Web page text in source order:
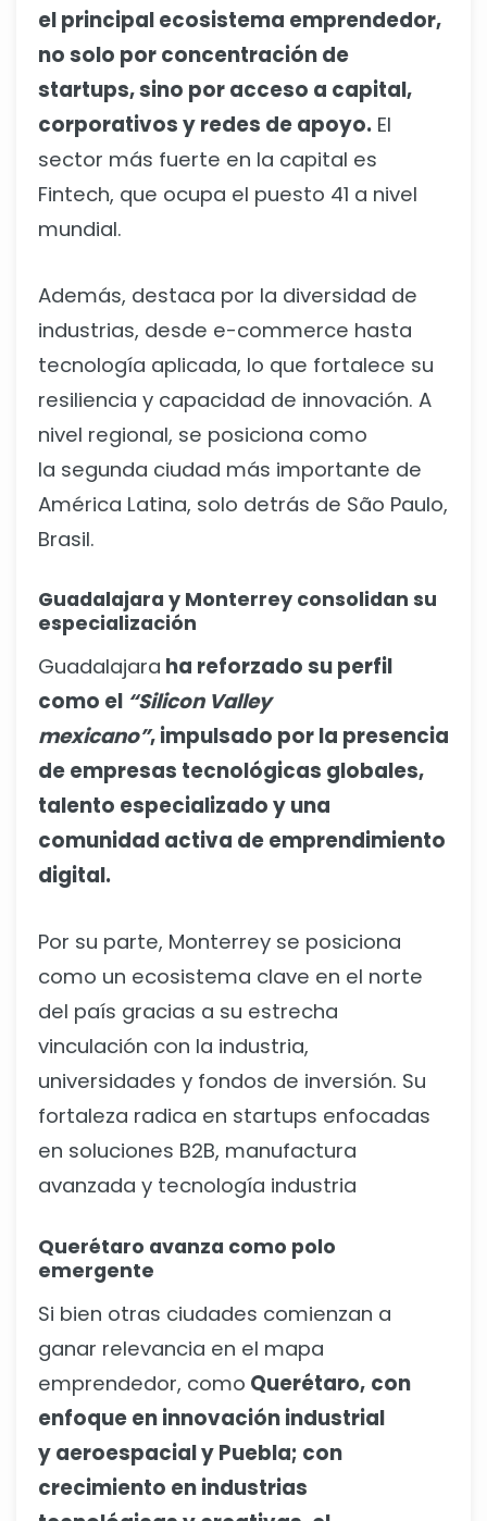
el principal ecosistema emprendedor,
no solo por concentración de
startups, sino por acceso a capital,
corporativos y redes de apoyo. El
sector más fuerte en la capital es
Fintech, que ocupa el puesto 41 a nivel
mundial.
Además, destaca por la diversidad de
industrias, desde e-commerce hasta
tecnología aplicada, lo que fortalece su
resiliencia y capacidad de innovación. A
nivel regional, se posiciona como
la segunda ciudad más importante de
América Latina, solo detrás de São Paulo,
Brasil.
Guadalajara y Monterrey consolidan su
especialización
Guadalajara ha reforzado su perfil
como el “Silicon Valley
mexicano”, impulsado por la presencia
de empresas tecnológicas globales,
talento especializado y una
comunidad activa de emprendimiento
digital.
Por su parte, Monterrey se posiciona
como un ecosistema clave en el norte
del país gracias a su estrecha
vinculación con la industria,
universidades y fondos de inversión. Su
fortaleza radica en startups enfocadas
en soluciones B2B, manufactura
avanzada y tecnología industria
Querétaro avanza como polo
emergente
Si bien otras ciudades comienzan a
ganar relevancia en el mapa
emprendedor, como Querétaro, con
enfoque en innovación industrial
y aeroespacial y Puebla; con
crecimiento en industrias